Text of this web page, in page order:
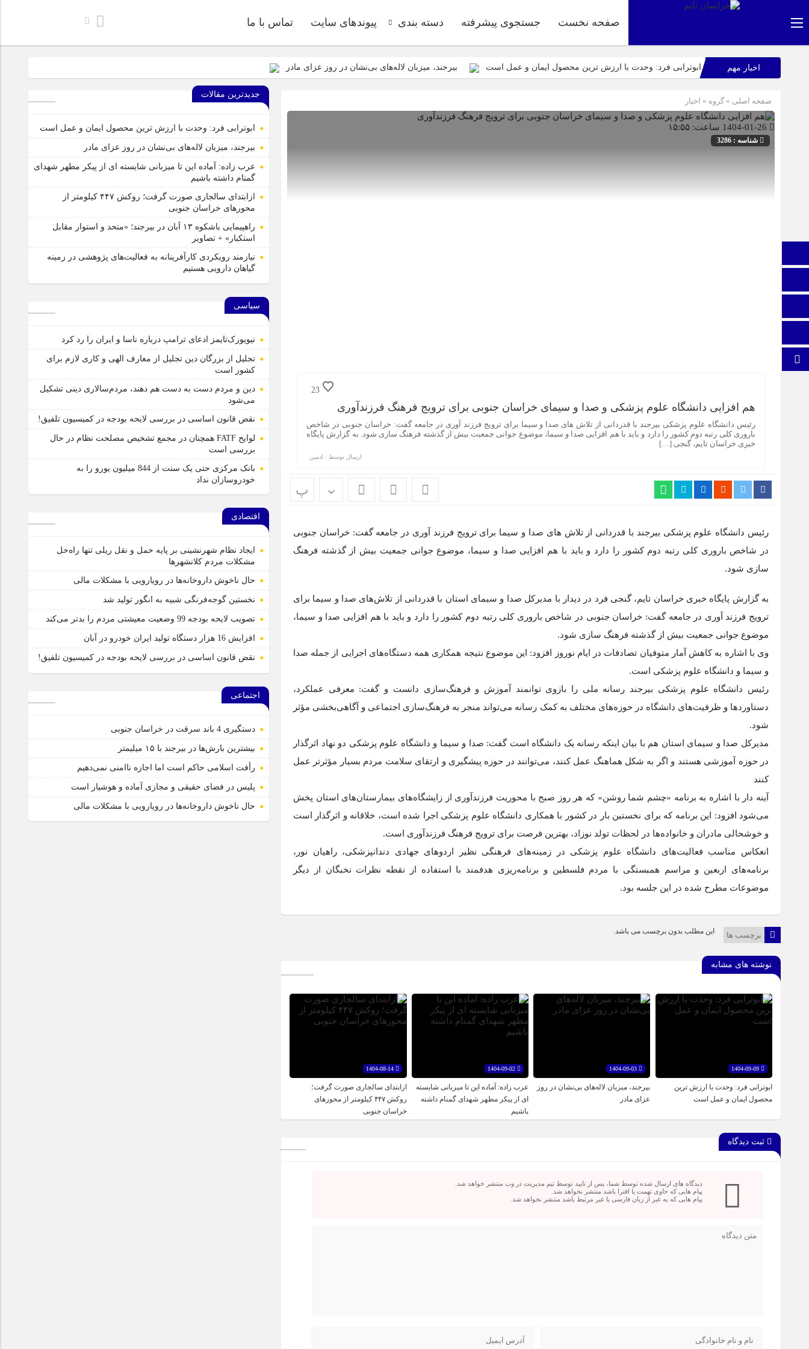
صفحه نخست جستجوی پیشرفته دسته بندی پیوندهای سایت تماس با ما
اخبار مهم ابوترابی فرد: وحدت با ارزش ترین محصول ایمان و عمل است بیرجند، میزبان لاله‌های بی‌نشان در روز عزای مادر
ازابتدای سالجاری صورت گرفت؛ روکش ۴۴۷ کیلومتر از محورهای خراسان جنوبی
راهپیمایی باشکوه ۱۳ آبان در بیرجند؛ «متحد و استوار مقابل استکبار» + تصاویر نیازمند رویکردی کارآفرینانه به فعالیت‌های پژوهشی در زمینه گیاهان دارویی هستیم
اپلیکیشن «جعبه شادی کودکان»، محصول جدید سازمان فضای مجازی سراج مرکز خراسان جنوبی، با هدف ارائه محتوای دیجیتال ایمن، آموزنده و جذاب برای رده سنی کودک منتشر شد.
برای اولین بار از گونه اندمیک زاغ بور در بشرویه عکس برداری شد
صفحه اصلی » گروه » اخبار
شناسه : 3286
23
هم افزایی دانشگاه علوم پزشکی و صدا و سیمای خراسان جنوبی برای ترویج فرهنگ فرزندآوری
رئیس دانشگاه علوم پزشکی بیرجند با قدردانی از تلاش های صدا و سیما برای ترویج فرزند آوری در جامعه گفت: خراسان جنوبی در شاخص
باروری کلی رتبه دوم کشور را دارد و باید با هم افزایی صدا و سیما، موضوع جوانی جمعیت بیش از گذشته فرهنگ سازی شود. به گزارش پایگاه
خبری خراسان تایم، گنجی […]
ارسال توسط : ادمین
پ پ
رئیس دانشگاه علوم پزشکی بیرجند با قدردانی از تلاش های صدا و سیما برای ترویج فرزند آوری در جامعه گفت: خراسان جنوبی
در شاخص باروری کلی رتبه دوم کشور را دارد و باید با هم افزایی صدا و سیما، موضوع جوانی جمعیت بیش از گذشته فرهنگ
سازی شود.
به گزارش پایگاه خبری خراسان تایم، گنجی فرد در دیدار با مدیرکل صدا و سیمای استان با قدردانی از تلاش‌های صدا و سیما برای
ترویج فرزند آوری در جامعه گفت: خراسان جنوبی در شاخص باروری کلی رتبه دوم کشور را دارد و باید با هم افزایی صدا و سیما،
موضوع جوانی جمعیت بیش از گذشته فرهنگ سازی شود.
وی با اشاره به کاهش آمار متوفیان تصادفات در ایام نوروز افزود: این موضوع نتیجه همکاری همه دستگاه‌های اجرایی از جمله صدا
و سیما و دانشگاه علوم پزشکی است.
رئیس دانشگاه علوم پزشکی بیرجند رسانه ملی را بازوی توانمند آموزش و فرهنگ‌سازی دانست و گفت: معرفی عملکرد،
دستاورد‌ها و ظرفیت‌های دانشگاه در حوزه‌های مختلف به کمک رسانه می‌تواند منجر به فرهنگ‌سازی اجتماعی و آگاهی‌بخشی مؤثر
شود.
مدیرکل صدا و سیمای استان هم با بیان اینکه رسانه یک دانشگاه است گفت: صدا و سیما و دانشگاه علوم پزشکی دو نهاد اثرگذار
در حوزه آموزشی هستند و اگر به شکل هماهنگ عمل کنند، می‌توانند در حوزه پیشگیری و ارتقای سلامت مردم بسیار مؤثرتر عمل
کنند
آینه دار با اشاره به برنامه «چشم شما روشن» که هر روز صبح با محوریت فرزندآوری از زایشگاه‌های بیمارستان‌های استان پخش
می‌شود افزود: این برنامه که برای نخستین بار در کشور با همکاری دانشگاه علوم پزشکی اجرا شده است، خلاقانه و اثرگذار است
و خوشحالی مادران و خانواده‌ها در لحظات تولد نوزاد، بهترین فرصت برای ترویج فرهنگ فرزندآوری است.
انعکاس مناسب فعالیت‌های دانشگاه علوم پزشکی در زمینه‌های فرهنگی نظیر اردو‌های جهادی دندانپزشکی، راهیان نور،
برنامه‌های اربعین و مراسم همبستگی با مردم فلسطین و برنامه‌ریزی هدفمند با استفاده از نقطه نظرات نخبگان از دیگر
موضوعات مطرح شده در این جلسه بود.
برچسب ها این مطلب بدون برچسب می باشد.
نوشته های مشابه
1404-09-09
ابوترابی فرد: وحدت با ارزش ترین
محصول ایمان و عمل است
بیرجند، میزبان لاله‌های بی‌نشان در روز
عزای مادر
1404-09-02
عرب زاده: آماده این تا میزبانی شایسته
ای از پیکر مطهر شهدای گمنام داشته
باشیم
1404-08-14
ازابتدای سالجاری صورت گرفت؛
روکش ۴۴۷ کیلومتر از محورهای
خراسان جنوبی
ثبت دیدگاه
دیدگاه های ارسال شده توسط شما، پس از تایید توسط تیم مدیریت در وب منتشر خواهد شد.
پیام هایی که حاوی تهمت یا افترا باشد منتشر نخواهد شد.
پیام هایی که به غیر از زبان فارسی یا غیر مرتبط باشد منتشر نخواهد شد.
جدیدترین مقالات
ابوترابی فرد: وحدت با ارزش ترین محصول ایمان و عمل است
بیرجند، میزبان لاله‌های بی‌نشان در روز عزای مادر
عرب زاده: آماده این تا میزبانی شایسته ای از پیکر مطهر شهدای
گمنام داشته باشیم
ازابتدای سالجاری صورت گرفت؛ روکش ۴۴۷ کیلومتر از
محورهای خراسان جنوبی
راهپیمایی باشکوه ۱۳ آبان در بیرجند؛ «متحد و استوار مقابل
استکبار» + تصاویر
نیازمند رویکردی کارآفرینانه به فعالیت‌های پژوهشی در زمینه
گیاهان دارویی هستیم
سیاسی
نیویورک‌تایمز ادعای ترامپ درباره ناسا و ایران را رد کرد
تجلیل از بزرگان دین تجلیل از معارف الهی و کاری لازم برای
کشور است
دین و مردم دست به‌ دست هم دهند، مردم‌سالاری دینی تشکیل
می‌شود
نقض قانون اساسی در بررسی لایحه بودجه در کمیسیون تلفیق!
لوایح FATF همچنان در مجمع تشخیص مصلحت نظام در حال
بررسی است
بانک مرکزی حتی یک سنت از 844 میلیون یورو را به
خودروسازان نداد
اقتصادی
ایجاد نظام شهرنشینی بر پایه حمل و نقل ریلی تنها راه‌حل
مشکلات مردم کلانشهرها
حال ناخوش داروخانه‌ها در رویارویی با مشکلات مالی
نخستین گوجه‌فرنگی شبیه به انگور تولید شد
تصویب لایحه بودجه 99 وضعیت معیشتی مردم را بدتر می‌کند
افزایش 16 هزار دستگاه تولید ایران خودرو در آبان
نقض قانون اساسی در بررسی لایحه بودجه در کمیسیون تلفیق!
اجتماعی
دستگیری 4 باند سرقت در خراسان جنوبی
بیشترین بارش‌ها در بیرجند با ۱۵ میلیمتر
رأفت اسلامی حاکم است اما اجازه ناامنی نمی‌دهیم
پلیس در فضای حقیقی و مجازی آماده و هوشیار است
حال ناخوش داروخانه‌ها در رویارویی با مشکلات مالی